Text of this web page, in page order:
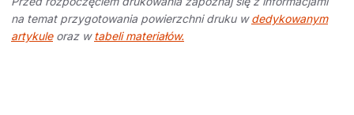
na temat przygotowania powierzchni druku wdedykowanym
artykuleoraz wtabeli materiałów.